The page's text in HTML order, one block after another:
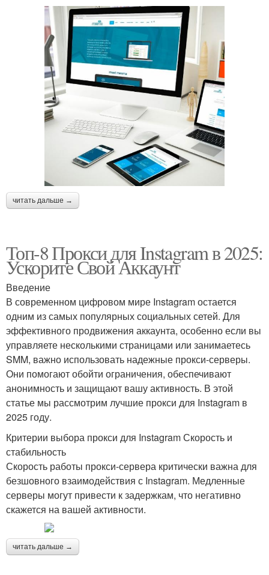
читать дальше →
Топ-8 Прокси для Instagram в 2025:
Ускорите Свой Аккаунт
Введение
В современном цифровом мире Instagram остается
одним из самых популярных социальных сетей. Для
эффективного продвижения аккаунта, особенно если вы
управляете несколькими страницами или занимаетесь
SMM, важно использовать надежные прокси-серверы.
Они помогают обойти ограничения, обеспечивают
анонимность и защищают вашу активность. В этой
статье мы рассмотрим лучшие прокси для Instagram в
2025 году.
Критерии выбора прокси для Instagram Скорость и
стабильность
Скорость работы прокси-сервера критически важна для
безшовного взаимодействия с Instagram. Медленные
серверы могут привести к задержкам, что негативно
скажется на вашей активности.
читать дальше →